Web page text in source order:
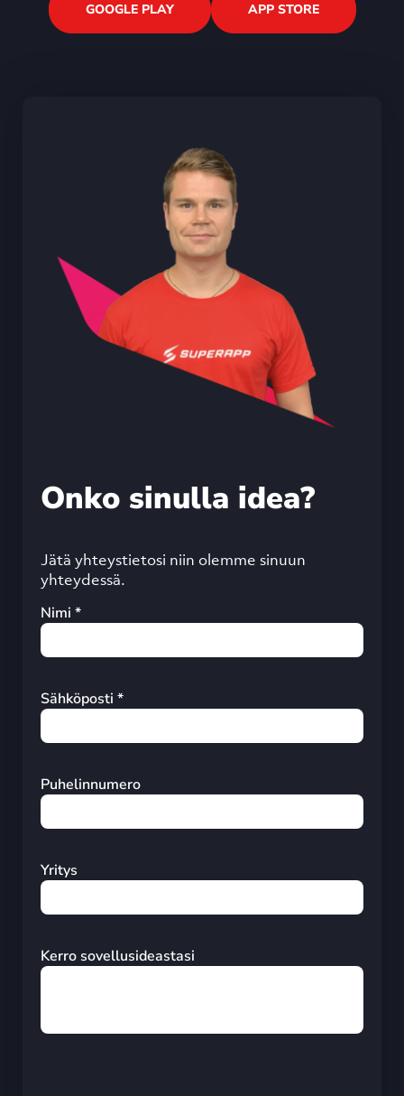
GOOGLE PLAY APP STORE
Onko sinulla idea?
Jätä yhteystietosi niin olemme sinuun
yhteydessä.
Nimi *
Sähköposti *
Puhelinnumero
Yritys
Kerro sovellusideastasi